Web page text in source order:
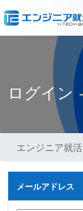
ログイン
エンジニア就活
メールアドレス